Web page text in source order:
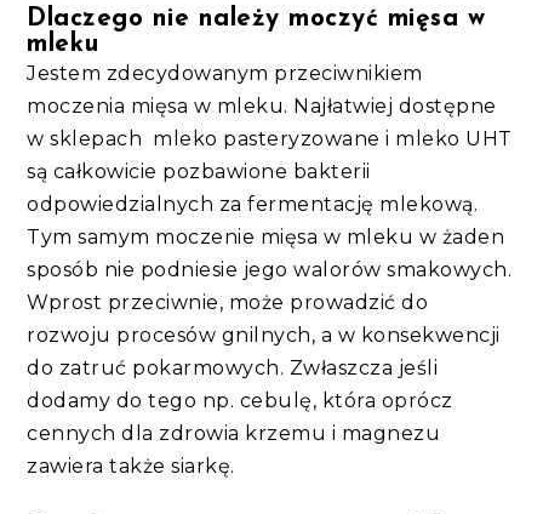
Dlaczego nie należy moczyć mięsa w
mleku
Jestem zdecydowanym przeciwnikiem
moczenia mięsa w mleku. Najłatwiej dostępne
w sklepach mleko pasteryzowane i mleko UHT
są całkowicie pozbawione bakterii
odpowiedzialnych za fermentację mlekową.
Tym samym moczenie mięsa w mleku w żaden
sposób nie podniesie jego walorów smakowych.
Wprost przeciwnie, może prowadzić do
rozwoju procesów gnilnych, a w konsekwencji
do zatruć pokarmowych. Zwłaszcza jeśli
dodamy do tego np. cebulę, która oprócz
cennych dla zdrowia krzemu i magnezu
zawiera także siarkę.